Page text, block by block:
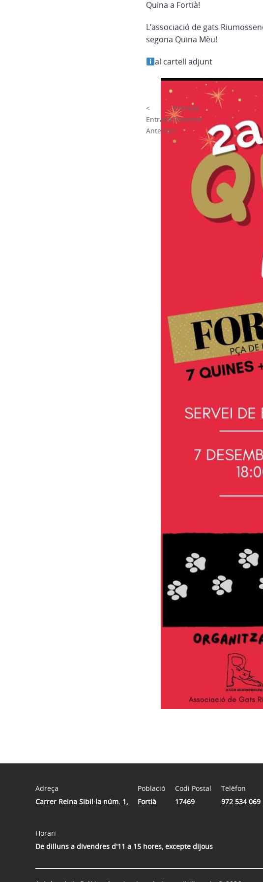
Quina a Fortià!
L’associació de gats
segona Quina Mèu!
al cartell adjunt
<
Entrada
Anterior
Entrada
Posterior
>
Adreça
Carrer Reina Sibil·la núm. 1,
Població
Fortià
Codi Postal
17469
Telèfon
972 534 069
Horari
De dilluns a divendres d'11 a 15 hores, excepte dijous